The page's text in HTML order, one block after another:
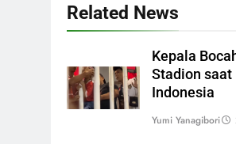
Related News
Kepala
Stadion
Indonesia
Yumi Yanagibori